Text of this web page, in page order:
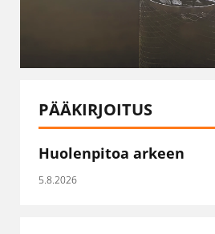
PÄÄKIRJOITUS
Huolenpitoa arkeen
5.8.2026